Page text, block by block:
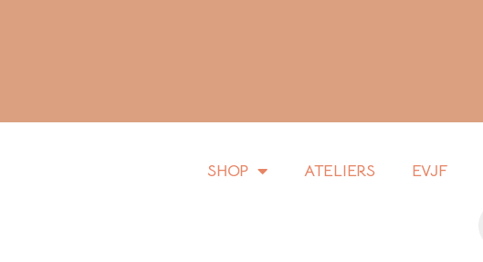
SHOP ATELIERS EVJF